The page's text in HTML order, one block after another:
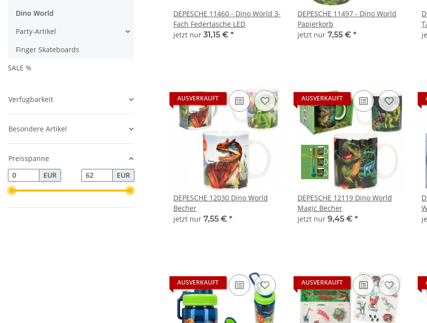
DEPESCHE 11460 - Dino World 3-
Fach Federtasche LED
jetzt nur 31,15 € *
DEPESCHE 11497 - Dino World
Papierkorb
jetzt nur 7,55 € *
AUSVERKAUFT
DEPESCHE 12030 Dino World
Becher
jetzt nur 7,55 € *
AUSVERKAUFT
DEPESCHE 12119 Dino World
Magic Becher
jetzt nur 9,45 € *
AUSVERKAUFT AUSVERKAUFT
Dino World
Party-Artikel
Finger Skateboards
SALE %
Verfügbarkeit
Besondere Artikel
Preisspanne
EUR
EUR